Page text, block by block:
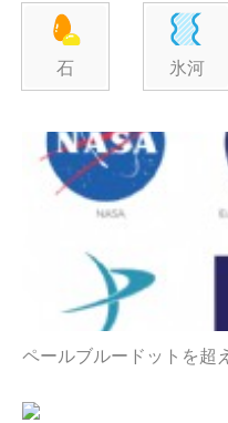
石 氷河
ペールブルードットを超